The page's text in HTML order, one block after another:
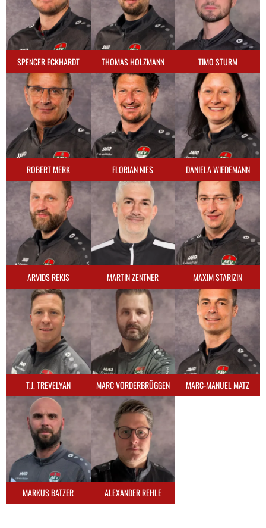
SPENCER ECKHARDT THOMAS HOLZMANN TIMO STURM
ROBERT MERK FLORIAN NIES DANIELA WIEDEMANN
ARVIDS REKIS MARTIN ZENTNER MAXIM STARIZIN
T.J. TREVELYAN MARC VORDERBRÜGGEN MARC-MANUEL MATZ
MARKUS BATZER ALEXANDER REHLE